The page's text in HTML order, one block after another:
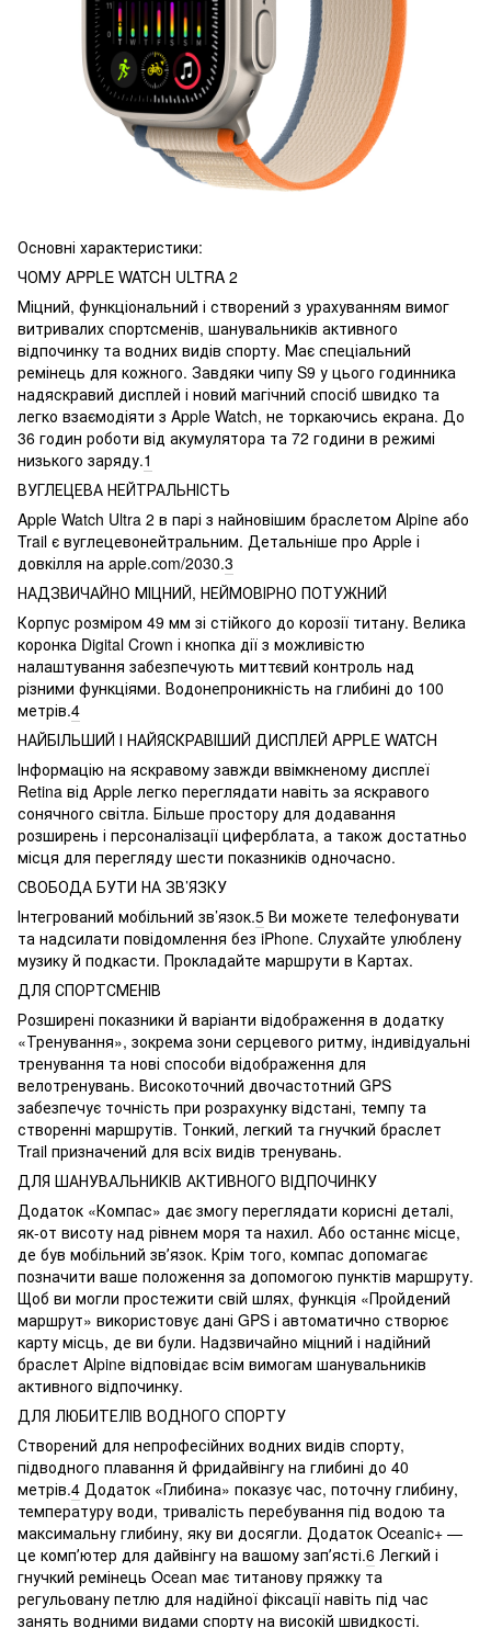
Основні характеристики:
ЧОМУ APPLE WATCH ULTRA 2
Міцний, функціональний і створений з урахуванням вимог
витривалих спортсменів, шанувальників активного
відпочинку та водних видів спорту. Має спеціальний
ремінець для кожного. Завдяки чипу S9 у цього годинника
надяскравий дисплей і новий магічний спосіб швидко та
легко взаємодіяти з Apple Watch, не торкаючись екрана. До
36 годин роботи від акумулятора та 72 години в режимі
низького заряду.1
ВУГЛЕЦЕВА НЕЙТРАЛЬНІСТЬ
Apple Watch Ultra 2 в парі з найновішим браслетом Alpine або
Trail є вуглецевонейтральним. Детальніше про Apple і
довкілля на apple.com/2030.3
НАДЗВИЧАЙНО МІЦНИЙ, НЕЙМОВІРНО ПОТУЖНИЙ
Корпус розміром 49 мм зі стійкого до корозії титану. Велика
коронка Digital Crown і кнопка дії з можливістю
налаштування забезпечують миттєвий контроль над
різними функціями. Водонепроникність на глибині до 100
метрів.4
НАЙБІЛЬШИЙ І НАЙЯСКРАВІШИЙ ДИСПЛЕЙ APPLE WATCH
Інформацію на яскравому завжди ввімкненому дисплеї
Retina від Apple легко переглядати навіть за яскравого
сонячного світла. Більше простору для додавання
розширень і персоналізації циферблата, а також достатньо
місця для перегляду шести показників одночасно.
СВОБОДА БУТИ НА ЗВ’ЯЗКУ
Інтегрований мобільний зв’язок.5 Ви можете телефонувати
та надсилати повідомлення без iPhone. Слухайте улюблену
музику й подкасти. Прокладайте маршрути в Картах.
ДЛЯ СПОРТСМЕНІВ
Розширені показники й варіанти відображення в додатку
«Тренування», зокрема зони серцевого ритму, індивідуальні
тренування та нові способи відображення для
велотренувань. Високоточний двочастотний GPS
забезпечує точність при розрахунку відстані, темпу та
створенні маршрутів. Тонкий, легкий та гнучкий браслет
Trail призначений для всіх видів тренувань.
ДЛЯ ШАНУВАЛЬНИКІВ АКТИВНОГО ВІДПОЧИНКУ
Додаток «Компас» дає змогу переглядати корисні деталі,
як-от висоту над рівнем моря та нахил. Або останнє місце,
де був мобільний звʼязок. Крім того, компас допомагає
позначити ваше положення за допомогою пунктів маршруту.
Щоб ви могли простежити свій шлях, функція «Пройдений
маршрут» використовує дані GPS і автоматично створює
карту місць, де ви були. Надзвичайно міцний і надійний
браслет Alpine відповідає всім вимогам шанувальників
активного відпочинку.
ДЛЯ ЛЮБИТЕЛІВ ВОДНОГО СПОРТУ
Створений для непрофесійних водних видів спорту,
підводного плавання й фридайвінгу на глибині до 40
метрів.4 Додаток «Глибина» показує час, поточну глибину,
температуру води, тривалість перебування під водою та
максимальну глибину, яку ви досягли. Додаток Oceanic+ —
це компʼютер для дайвінгу на вашому запʼясті.6 Легкий і
гнучкий ремінець Ocean має титанову пряжку та
регульовану петлю для надійної фіксації навіть під час
занять водними видами спорту на високій швидкості.